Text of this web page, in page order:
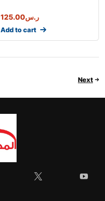
ر.س125.00
Add to cart
Next